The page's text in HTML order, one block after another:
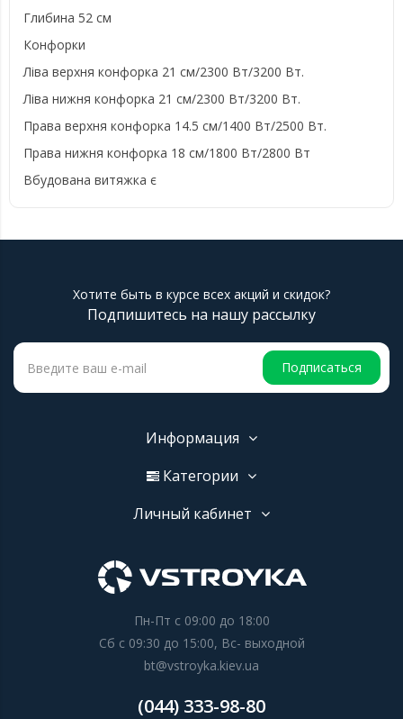
Глибина 52 см
Конфорки
Ліва верхня конфорка 21 см/2300 Вт/3200 Вт.
Ліва нижня конфорка 21 см/2300 Вт/3200 Вт.
Права верхня конфорка 14.5 см/1400 Вт/2500 Вт.
Права нижня конфорка 18 см/1800 Вт/2800 Вт
Вбудована витяжка є
Хотите быть в курсе всех акций и скидок?
Подпишитесь на нашу рассылку
Подписаться
Информация
Категории
Личный кабинет
Пн-Пт с 09:00 до 18:00
Сб с 09:30 до 15:00, Вс- выходной
bt@vstroyka.kiev.ua
(044) 333-98-80